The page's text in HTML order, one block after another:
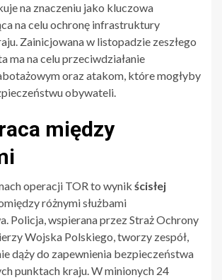
na znaczeniu jako kluczowa
na celu ochronę infrastruktury
Zainicjowana w listopadzie zeszłego
ma na celu przeciwdziałanie
oraz atakom, które mogłyby
obywateli.
między
operacji TOR to wynik ścisłej
różnymi służbami
Policja, wspierana przez Straż Ochrony
Wojska Polskiego, tworzy zespół,
dąży do zapewnienia bezpieczeństwa
punktach kraju. W minionych 24